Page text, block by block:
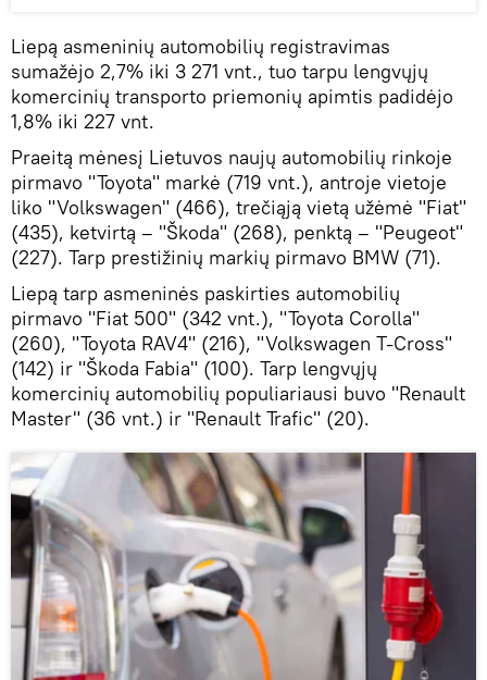
Liepą asmeninių automobilių registravimas
sumažėjo 2,7% iki 3 271 vnt., tuo tarpu lengvųjų
komercinių transporto priemonių apimtis padidėjo
1,8% iki 227 vnt.
Praeitą mėnesį Lietuvos naujų automobilių rinkoje
pirmavo "Toyota" markė (719 vnt.), antroje vietoje
liko "Volkswagen" (466), trečiąją vietą užėmė "Fiat"
(435), ketvirtą – "Škoda" (268), penktą – "Peugeot"
(227). Tarp prestižinių markių pirmavo BMW (71).
Liepą tarp asmeninės paskirties automobilių
pirmavo "Fiat 500" (342 vnt.), "Toyota Corolla"
(260), "Toyota RAV4" (216), "Volkswagen T-Cross"
(142) ir "Škoda Fabia" (100). Tarp lengvųjų
komercinių automobilių populiariausi buvo "Renault
Master" (36 vnt.) ir "Renault Trafic" (20).